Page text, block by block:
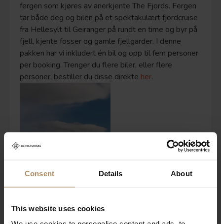
Consent Details About
This website uses cookies
fergen som kjøres av anerkjente The Fjords. Fergen
tar både deg og bilen på et spektakulært fjordcruise
fra Hellesylt til Geiranger på rundt en time og byr på
fjell, kjente fosser og gamle fjellgarder. I denne
pakken har vi inkludert én bil og opp til fem personer
per booking. Trenger du flere biler, eller flere
personer, bestiller du disse direkte her.